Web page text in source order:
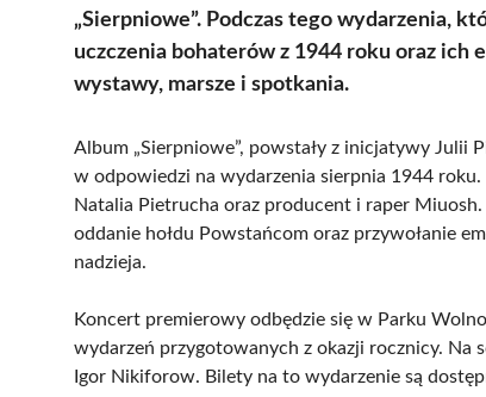
„Sierpniowe”. Podczas tego wydarzenia,
uczczenia bohaterów z 1944 roku oraz ich
wystawy, marsze i spotkania.
Album „Sierpniowe”, powstały z inicjatywy
w odpowiedzi na wydarzenia sierpnia 1944 roku.
Natalia Pietrucha oraz producent i raper
oddanie hołdu Powstańcom oraz przywołanie
nadzieja.
Koncert premierowy odbędzie się w Parku
wydarzeń przygotowanych z okazji rocznicy. Na
Igor Nikiforow. Bilety na to wydarzenie są